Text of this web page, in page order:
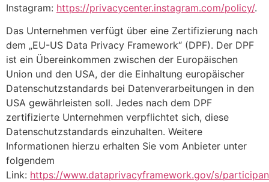
Instagram: https://privacycenter.instagram.com/policy/.
Das Unternehmen verfügt über eine Zertifizierung nach
dem „EU-US Data Privacy Framework“ (DPF). Der DPF
ist ein Übereinkommen zwischen der Europäischen
Union und den USA, der die Einhaltung europäischer
Datenschutzstandards bei Datenverarbeitungen in den
USA gewährleisten soll. Jedes nach dem DPF
zertifizierte Unternehmen verpflichtet sich, diese
Datenschutzstandards einzuhalten. Weitere
Informationen hierzu erhalten Sie vom Anbieter unter
folgendem
Link: https://www.dataprivacyframework.gov/s/